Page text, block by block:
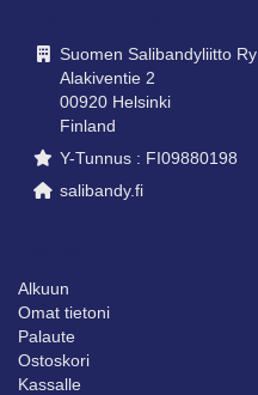
Suomen Salibandyliitto Ry
Alakiventie 2
00920 Helsinki
Finland
Y-Tunnus : FI09880198
salibandy.fi
Alkuun
Omat tietoni
Palaute
Ostoskori
Kassalle